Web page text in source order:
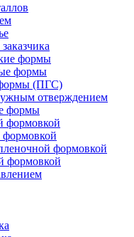
формы
формы
(ПГС)
отверждением
формы
формовкой
формовкой
формовкой
формовкой